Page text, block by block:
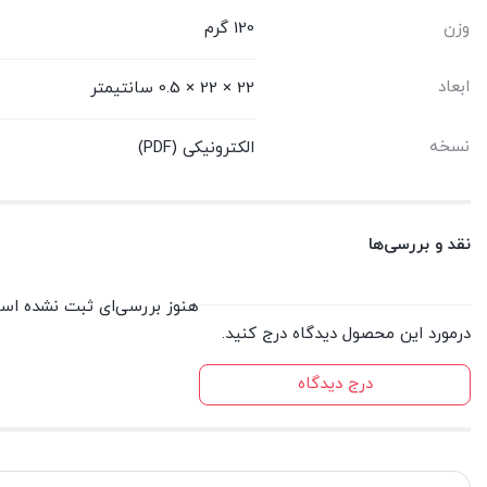
وزن 120 گرم
ابعاد 22 × 22 × 0.5 سانتیمتر
نسخه الکترونیکی (PDF)
نقد و بررسی‌ها
درمورد این محصول دیدگاه درج کنید.
درج دیدگاه
هنوز بررسی‌ای ثبت نشده